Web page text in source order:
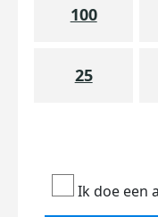
100
25
Ik doe een